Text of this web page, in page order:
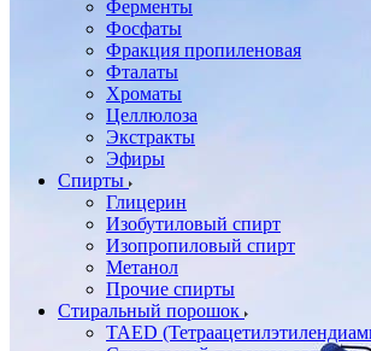
Ферменты
Фосфаты
Фракция пропиленовая
Фталаты
Хроматы
Целлюлоза
Экстракты
Эфиры
Спирты
Глицерин
Изобутиловый спирт
Изопропиловый спирт
Метанол
Прочие спирты
Стиральный порошок
TAED